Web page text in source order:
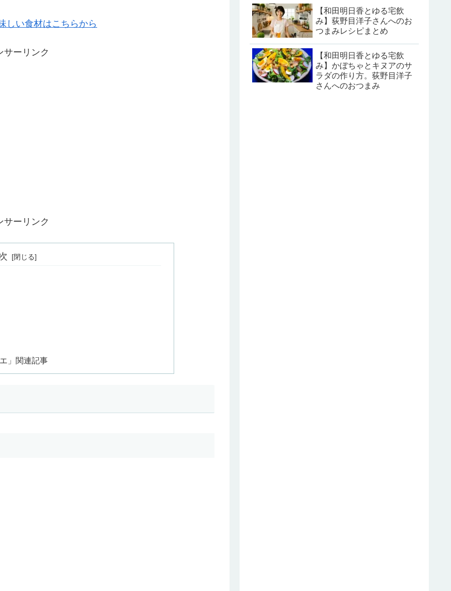
しい食材はこちらから
サーリンク
サーリンク
」関連記事
【和田明日香とゆる宅飲
み】荻野目洋子さんへのお
つまみレシピまとめ
【和田明日香とゆる宅飲
み】かぼちゃとキヌアのサ
ラダの作り方。荻野目洋子
さんへのおつまみ